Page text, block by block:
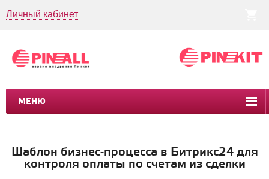
Личный кабинет
МЕНЮ
CRM CMS КЕЙСЫ
Шаблон бизнес-процесса в Битрикс24 для
контроля оплаты по счетам из сделки